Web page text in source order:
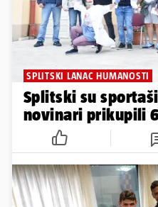
SPLITSKI LANAC HUMANOSTI
Splitski su
novinari